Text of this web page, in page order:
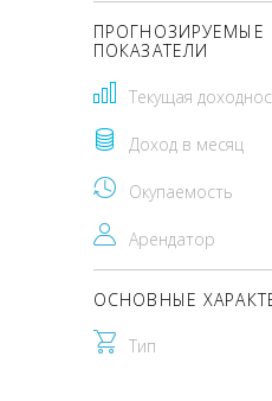
ПОКАЗАТЕЛИ
Текущая
Доход в месяц
Окупаемость
Арендатор
ОСНОВНЫЕ
Тип